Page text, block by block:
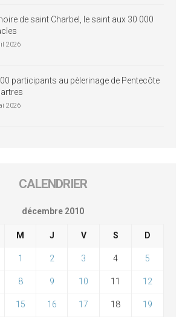
de saint Charbel, le saint aux 30 000
2026
participants au pèlerinage de Pentecôte
2026
CALENDRIER
décembre 2010
M J V S D
1 2 3 4 5
8 9 10 11 12
15 16 17 18 19